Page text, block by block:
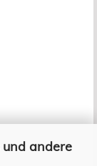
andere